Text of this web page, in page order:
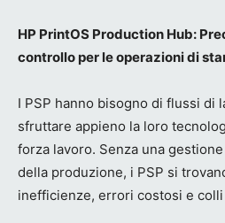
HP PrintOS Production Hub:
controllo per le operazioni di
I PSP hanno bisogno di flussi di
sfruttare appieno la loro
forza lavoro. Senza una
della produzione, i PSP si
inefficienze, errori costosi e